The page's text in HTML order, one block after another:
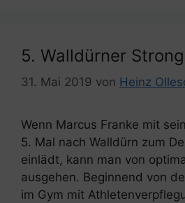
5. Walldürner
31. Mai 2019 von Heinz
Wenn Marcus Franke mit
5. Mal nach Walldürn zum
einlädt, kann man von
ausgehen. Beginnend von
im Gym mit